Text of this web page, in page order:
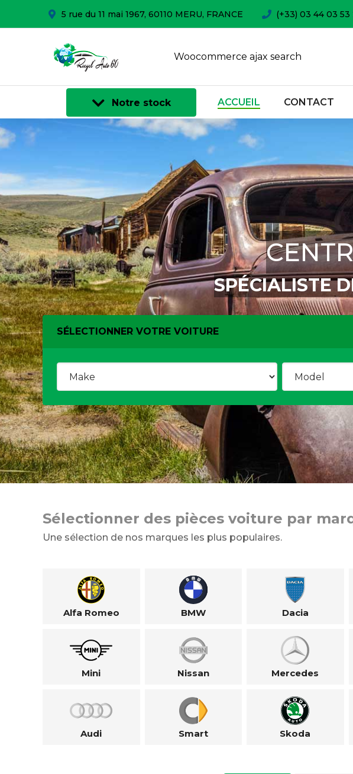
5 rue du 11 mai 1967, 60110 MERU, FRANCE (+33) 03 44 03 53
Woocommerce ajax search
Notre stock ACCUEIL CONTACT
SPÉCIALISTE
SÉLECTIONNER VOTRE VOITURE
Sélectionner des pièces voiture par
Une sélection de nos marques les plus populaires.
Alfa Romeo BMW Dacia
Mini Nissan Mercedes
Audi Smart Skoda